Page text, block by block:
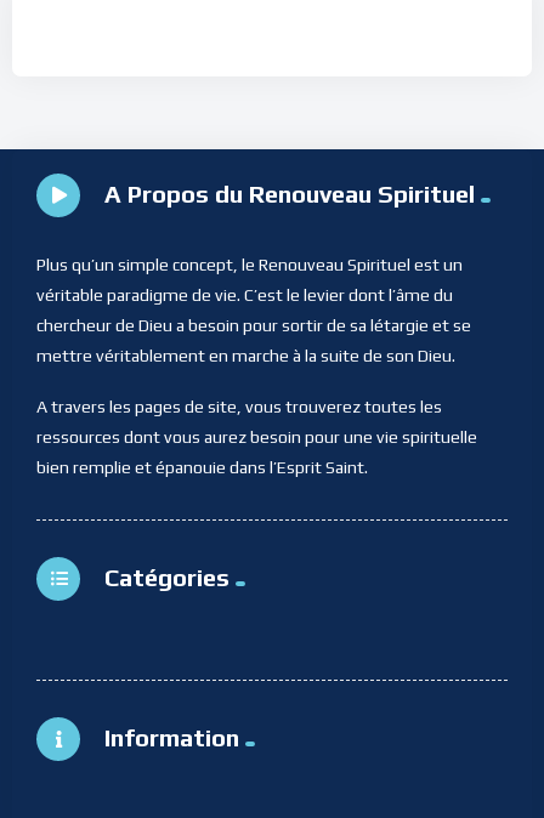
A Propos du Renouveau Spirituel
Plus qu’un simple concept, le Renouveau Spirituel est un
véritable paradigme de vie. C’est le levier dont l’âme du
chercheur de Dieu a besoin pour sortir de sa létargie et se
mettre véritablement en marche à la suite de son Dieu.
A travers les pages de site, vous trouverez toutes les
ressources dont vous aurez besoin pour une vie spirituelle
bien remplie et épanouie dans l’Esprit Saint.
Catégories
Information